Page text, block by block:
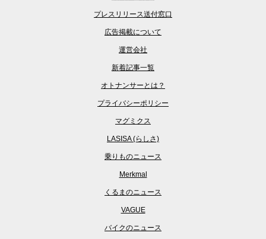
プレスリリース送付窓口
広告掲載について
運営会社
新着記事一覧
オトナンサーとは？
プライバシーポリシー
マグミクス
LASISA (らしさ)
乗りものニュース
Merkmal
くるまのニュース
VAGUE
バイクのニュース